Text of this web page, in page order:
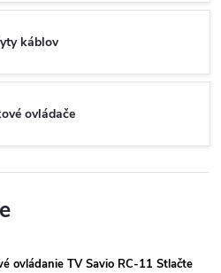
káblov
ovládače
ovládanie TV Savio RC-11 Stlačte